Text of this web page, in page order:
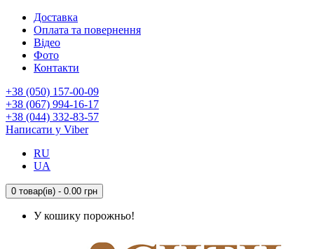
Доставка
Оплата та повернення
Відео
Фото
Контакти
+38 (050) 157-00-09
+38 (067) 994-16-17
+38 (044) 332-83-57
Написати у Viber
RU
UA
0 товар(ів) - 0.00 грн
У кошику порожньо!